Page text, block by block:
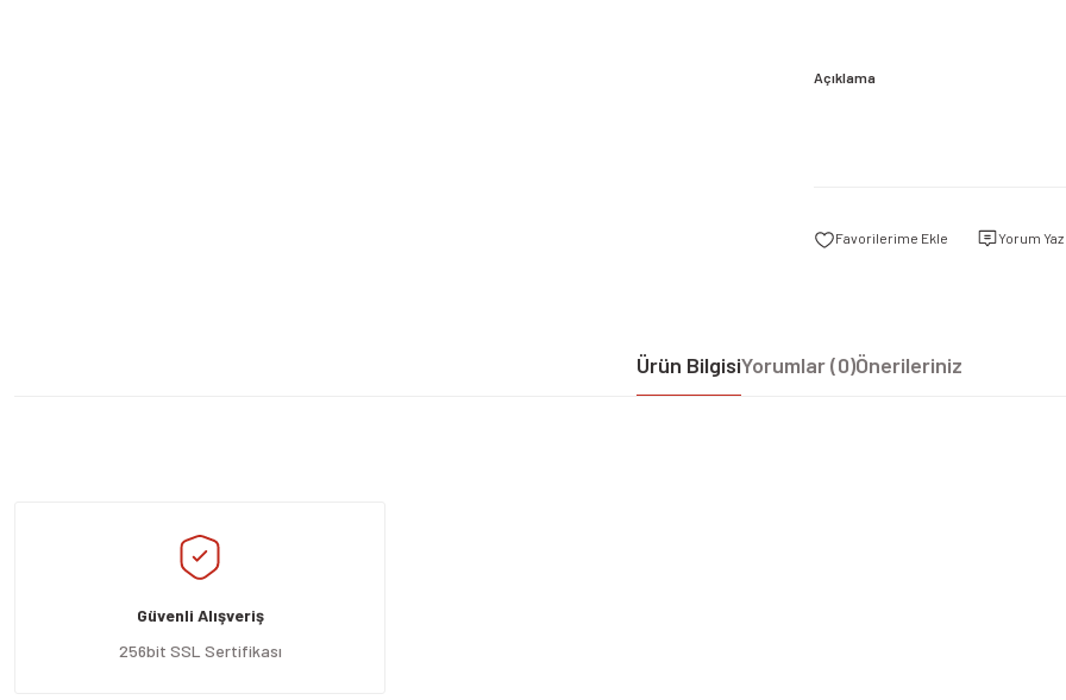
Açıklama
Yorum Yaz
Ürün BilgisiYorumlar (0)Önerileriniz
Ürün resmi kalitesiz, bozuk veya görüntülenemiyor.
Ürün açıklamasında eksik bilgiler bulunuyor.
Ürün bilgilerinde hatalar bulunuyor.
Ürün fiyatı diğer sitelerden daha pahalı.
Güvenli Alışveriş
256bit SSL Sertifikası